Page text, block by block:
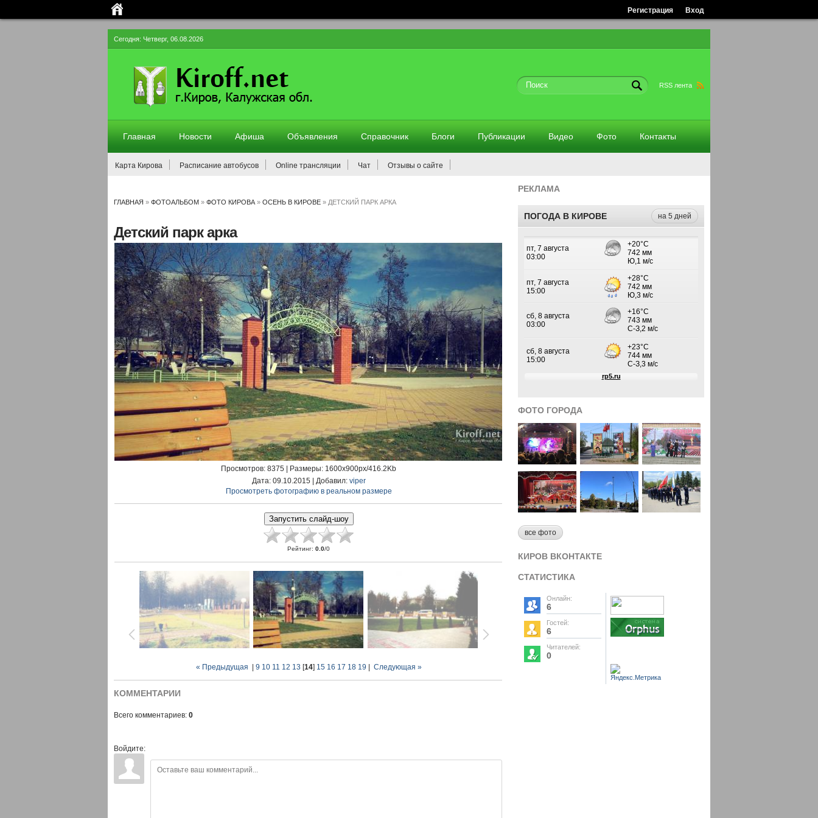
Вход
Регистрация
Сегодня: Четверг, 06.08.2026
RSS лента
Главная Новости Афиша Объявления Справочник Блоги Публикации Видео Фото Контакты
Карта Кирова Расписание автобусов Online трансляции Чат Отзывы о сайте
ГЛАВНАЯ » ФОТОАЛЬБОМ » ФОТО КИРОВА » ОСЕНЬ В КИРОВЕ » ДЕТСКИЙ ПАРК АРКА
Детский парк арка
Просмотров: 8375 | Размеры: 1600x900px/416.2Kb
Дата: 09.10.2015 | Добавил: viper
Просмотреть фотографию в реальном размере
Рейтинг: 0.0/0
« Предыдущая 9 10 11 12 13 [14] 15 16 17 18 19 Следующая »
КОММЕНТАРИИ
Всего комментариев: 0
Войдите:
РЕКЛАМА
ПОГОДА В КИРОВЕ на 5 дней
ФОТО ГОРОДА
все фото
КИРОВ ВКОНТАКТЕ
СТАТИСТИКА
Онлайн:
6
Гостей:
6
Читателей:
0